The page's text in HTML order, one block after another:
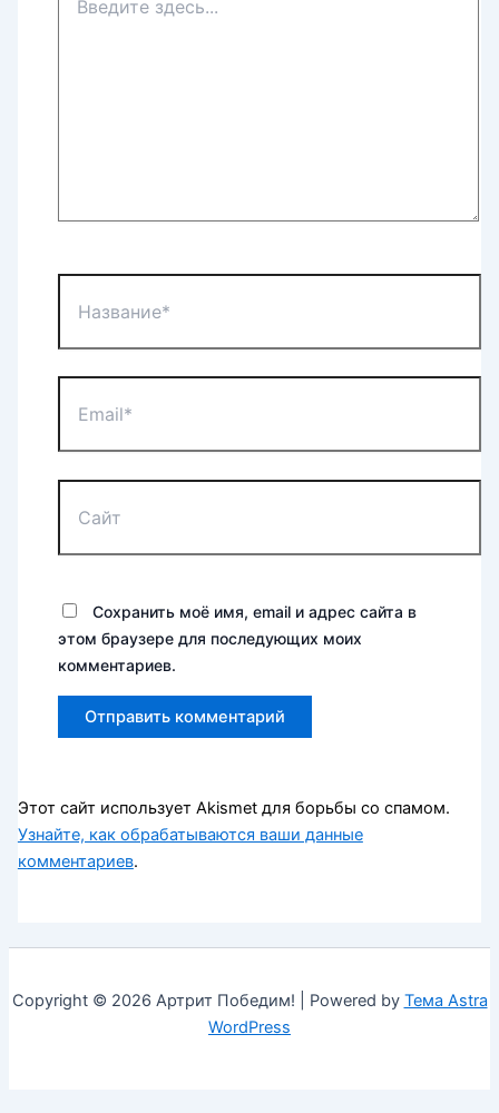
здесь...
Сохранить моё имя, email и адрес сайта в
этом браузере для последующих моих
комментариев.
Этот сайт использует Akismet для борьбы со спамом.
Узнайте, как обрабатываются ваши данные
комментариев.
Copyright © 2026 Артрит Победим! | Powered by Тема Astra
WordPress